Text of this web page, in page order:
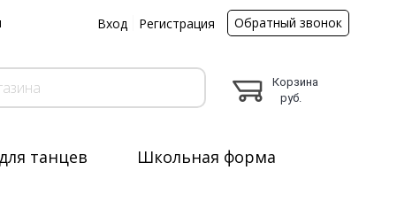
Вход Регистрация Обратный звонок
Корзина
руб.
танцев Школьная форма